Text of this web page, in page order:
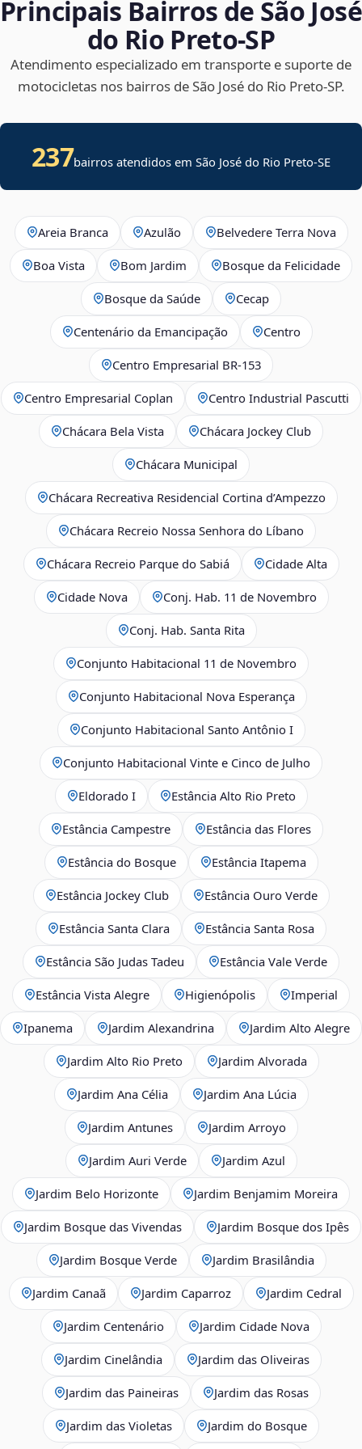
Principais Bairros de São José
do Rio Preto‑SP
Atendimento especializado em transporte e suporte de
motocicletas nos bairros de São José do Rio Preto‑SP.
237bairros atendidos emSão José do Rio Preto-SE
Areia Branca Azulão Belvedere Terra Nova
Boa Vista Bom Jardim Bosque da Felicidade
Bosque da Saúde Cecap
Centenário da Emancipação Centro
Centro Empresarial BR-153
Centro Empresarial Coplan Centro Industrial Pascutti
Chácara Bela Vista Chácara Jockey Club
Chácara Municipal
Chácara Recreativa Residencial Cortina d’Ampezzo
Chácara Recreio Nossa Senhora do Líbano
Chácara Recreio Parque do Sabiá Cidade Alta
Cidade Nova Conj. Hab. 11 de Novembro
Conj. Hab. Santa Rita
Conjunto Habitacional 11 de Novembro
Conjunto Habitacional Nova Esperança
Conjunto Habitacional Santo Antônio I
Conjunto Habitacional Vinte e Cinco de Julho
Eldorado I Estância Alto Rio Preto
Estância Campestre Estância das Flores
Estância do Bosque Estância Itapema
Estância Jockey Club Estância Ouro Verde
Estância Santa Clara Estância Santa Rosa
Estância São Judas Tadeu Estância Vale Verde
Estância Vista Alegre Higienópolis Imperial
Ipanema Jardim Alexandrina Jardim Alto Alegre
Jardim Alto Rio Preto Jardim Alvorada
Jardim Ana Célia Jardim Ana Lúcia
Jardim Antunes Jardim Arroyo
Jardim Auri Verde Jardim Azul
Jardim Belo Horizonte Jardim Benjamim Moreira
Jardim Bosque das Vivendas Jardim Bosque dos Ipês
Jardim Bosque Verde Jardim Brasilândia
Jardim Canaã Jardim Caparroz Jardim Cedral
Jardim Centenário Jardim Cidade Nova
Jardim Cinelândia Jardim das Oliveiras
Jardim das Paineiras Jardim das Rosas
Jardim das Violetas Jardim do Bosque